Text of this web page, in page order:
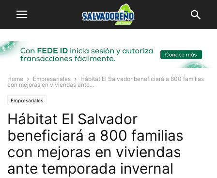
Home Empresariales
Hábitat El Salvador beneficiará a 800 familias
con mejoras en viviendas ante...
Empresariales
Hábitat El Salvador
beneficiará a 800 familias
con mejoras en viviendas
ante temporada invernal